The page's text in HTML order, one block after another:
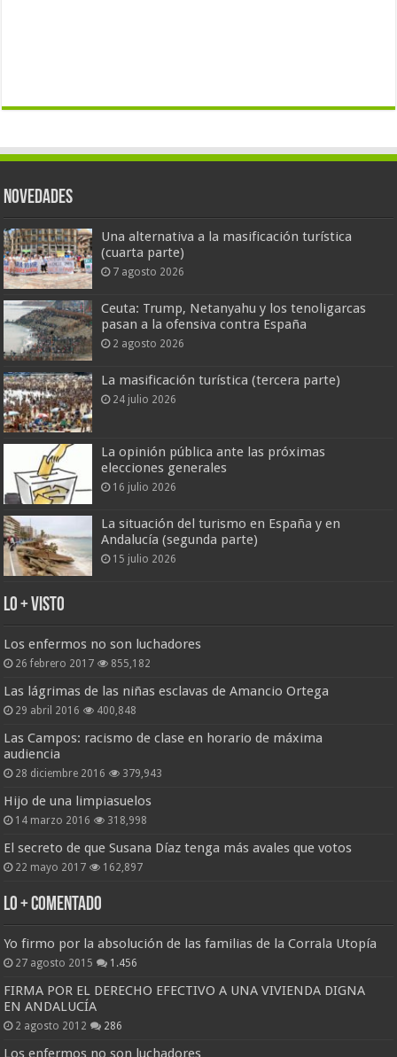
Novedades
Una alternativa a la masificación turística
(cuarta parte)
7 agosto 2026
Ceuta: Trump, Netanyahu y los tenoligarcas
pasan a la ofensiva contra España
2 agosto 2026
La masificación turística (tercera parte)
24 julio 2026
La opinión pública ante las próximas
elecciones generales
16 julio 2026
La situación del turismo en España y en
Andalucía (segunda parte)
15 julio 2026
Lo + Visto
Los enfermos no son luchadores
26 febrero 2017 855,182
Las lágrimas de las niñas esclavas de Amancio Ortega
29 abril 2016 400,848
Las Campos: racismo de clase en horario de máxima
audiencia
28 diciembre 2016 379,943
Hijo de una limpiasuelos
14 marzo 2016 318,998
El secreto de que Susana Díaz tenga más avales que votos
22 mayo 2017 162,897
Lo + Comentado
Yo firmo por la absolución de las familias de la Corrala Utopía
27 agosto 2015 1.456
FIRMA POR EL DERECHO EFECTIVO A UNA VIVIENDA DIGNA
EN ANDALUCÍA
2 agosto 2012 286